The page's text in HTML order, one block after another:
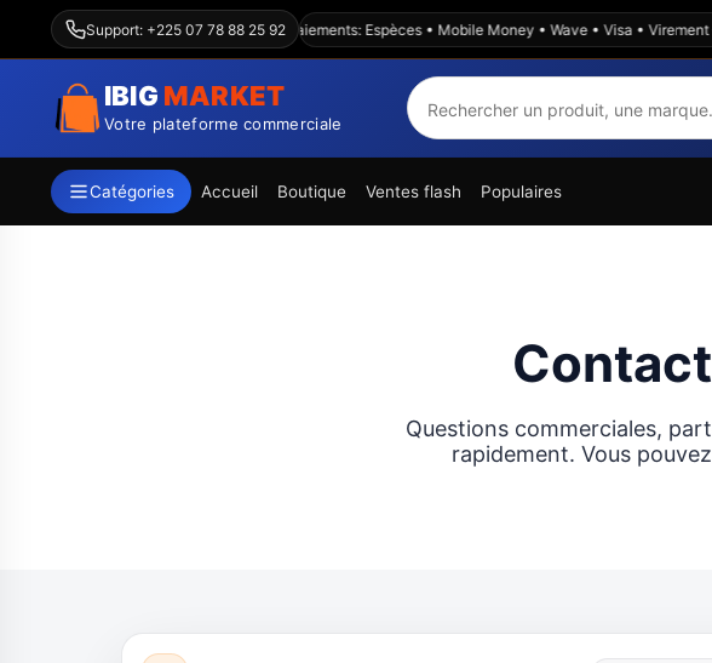
Support: +225 07 78 88 25 92
Livraison Abidjan & intérieur — Paiements: Espèces • Mobile Money • Wave • Visa • Virement
IBIG MARKET
Votre plateforme commerciale
Catégories Accueil Boutique Ventes flash Populaires
Questions commerciales,
rapidement. Vous